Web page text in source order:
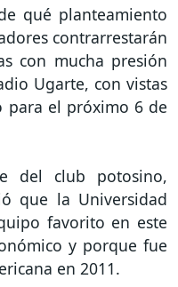
qué planteamiento
contrarrestarán
con mucha presión
Ugarte, con vistas
para el próximo 6 de
del club potosino,
que la Universidad
favorito en este
y porque fue
en 2011.